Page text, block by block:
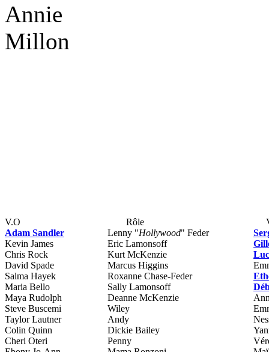
Annie
Millon
V.O Rôle
Adam Sandler
Lenny "Hollywood" Feder
Kevin James
Eric Lamonsoff
Chris Rock
Kurt McKenzie
David Spade
Marcus Higgins
Salma Hayek
Roxanne Chase-Feder
Maria Bello
Sally Lamonsoff
Maya Rudolph
Deanne McKenzie
Steve Buscemi
Wiley
Taylor Lautner
Andy
Colin Quinn
Dickie Bailey
Cheri Oteri
Penny